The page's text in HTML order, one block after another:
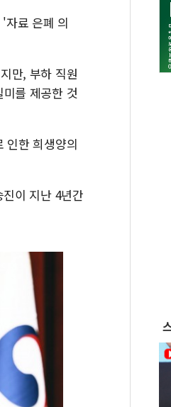
자료 은폐 의
만, 부하 직원
를 제공한 것
인한 희생양의
이 지난 4년간